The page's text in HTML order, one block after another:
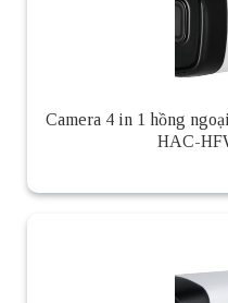
Camera 4 in 1 hồng
HAC-